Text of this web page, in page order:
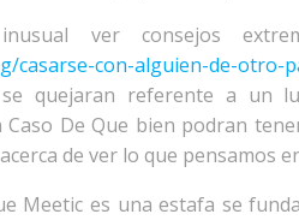
ver consejos
casarse-con-alguien-de-otro-
se quejaran referente a un
De Que bien podran
de ver lo que pensamos
Meetic es una estafa se